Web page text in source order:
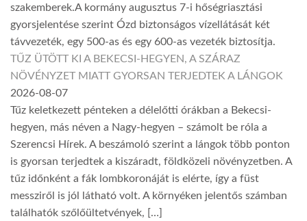
szakemberek.A kormány augusztus 7-i hőségriasztási
gyorsjelentése szerint Ózd biztonságos vízellátását két
távvezeték, egy 500-as és egy 600-as vezeték biztosítja.
TŰZ ÜTÖTT KI A BEKECSI-HEGYEN, A SZÁRAZ
NÖVÉNYZET MIATT GYORSAN TERJEDTEK A LÁNGOK
2026-08-07
Tűz keletkezett pénteken a délelőtti órákban a Bekecsi-
hegyen, más néven a Nagy-hegyen – számolt be róla a
Szerencsi Hírek. A beszámoló szerint a lángok több ponton
is gyorsan terjedtek a kiszáradt, földközeli növényzetben. A
tűz időnként a fák lombkoronáját is elérte, így a füst
messziről is jól látható volt. A környéken jelentős számban
találhatók szőlőültetvények, […]